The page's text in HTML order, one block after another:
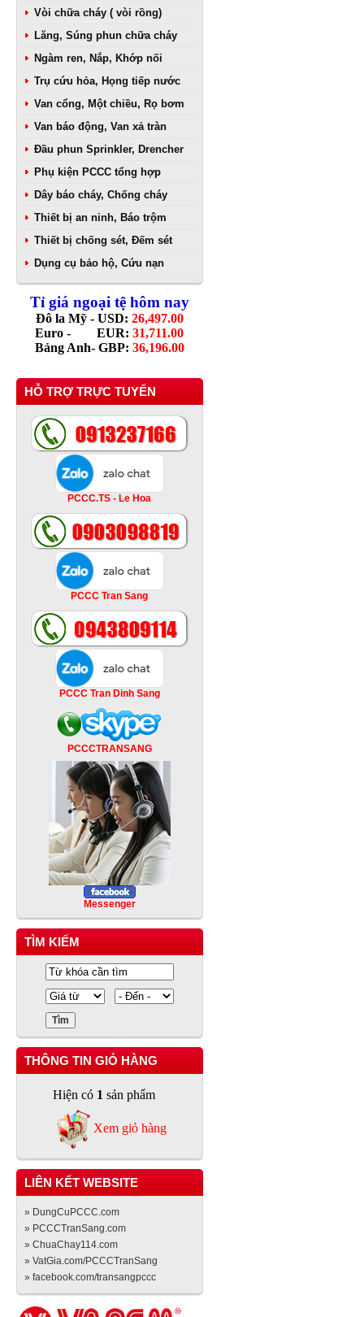
Vòi chữa cháy ( vòi rồng)
Lăng, Súng phun chữa cháy
Ngàm ren, Nắp, Khớp nối
Trụ cứu hỏa, Họng tiếp nước
Van cổng, Một chiều, Rọ bơm
Van báo động, Van xả tràn
Đầu phun Sprinkler, Drencher
Phụ kiện PCCC tổng hợp
Dây báo cháy, Chống cháy
Thiết bị an ninh, Báo trộm
Thiết bị chống sét, Đếm sét
Dụng cụ bảo hộ, Cứu nạn
Tỉ giá ngoại tệ hôm nay
Đô la Mỹ - USD: 26,497.00
Euro - EUR: 31,711.00
Bảng Anh- GBP: 36,196.00
HỖ TRỢ TRỰC TUYẾN
PCCC.TS - Le Hoa
PCCC Tran Sang
PCCC Tran Dinh Sang
PCCCTRANSANG
Messenger
TÌM KIẾM
THÔNG TIN GIỎ HÀNG
Hiện có 1 sản phẩm
Xem giỏ hàng
LIÊN KẾT WEBSITE
» DungCuPCCC.com
» PCCCTranSang.com
» ChuaChay114.com
» VatGia.com/PCCCTranSang
» facebook.com/transangpccc